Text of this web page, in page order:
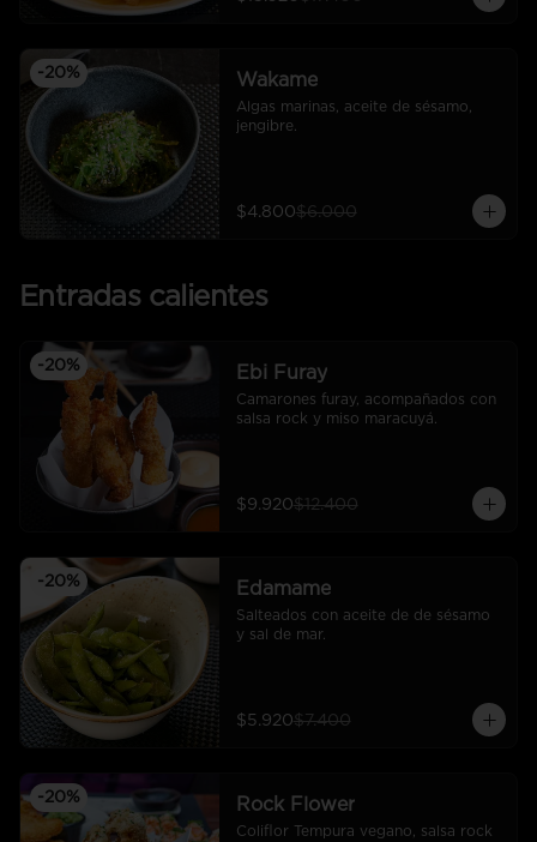
-20% Wakame
Algas marinas, aceite de sésamo,
jengibre.
$4.800$6.000
Entradas calientes
-20% Ebi Furay
Camarones furay, acompañados con
salsa rock y miso maracuyá.
$9.920$12.400
-20% Edamame
Salteados con aceite de de sésamo
y sal de mar.
$5.920$7.400
-20% Rock Flower
Coliflor Tempura vegano, salsa rock